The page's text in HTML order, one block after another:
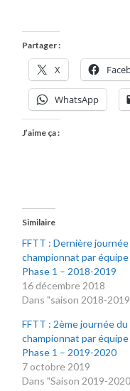
Partager :
X
WhatsApp
J’aime ça :
Similaire
FFTT : Dernière journée
championnat par équipe
Phase 1 – 2018-2019
16 décembre 2018
Dans "saison 2018-
FFTT : 2ème journée du
championnat par équipe
Phase 1 – 2019-2020
7 octobre 2019
Dans "Saison 2019-